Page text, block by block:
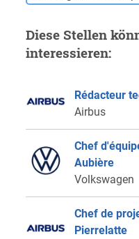
Diese Stellen
interessieren:
Rédacteur
Airbus
Chef
Aubière
Volkswagen
Chef de
Pierrelatte